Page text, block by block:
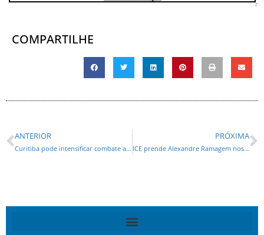
COMPARTILHE
ANTERIOR
Curitiba pode intensificar combate aos efeitos das apostas on-line após reunião entre FENASCON e prefeitura
PRÓXIMA
ICE prende Alexandre Ramagem nos Estados Unidos